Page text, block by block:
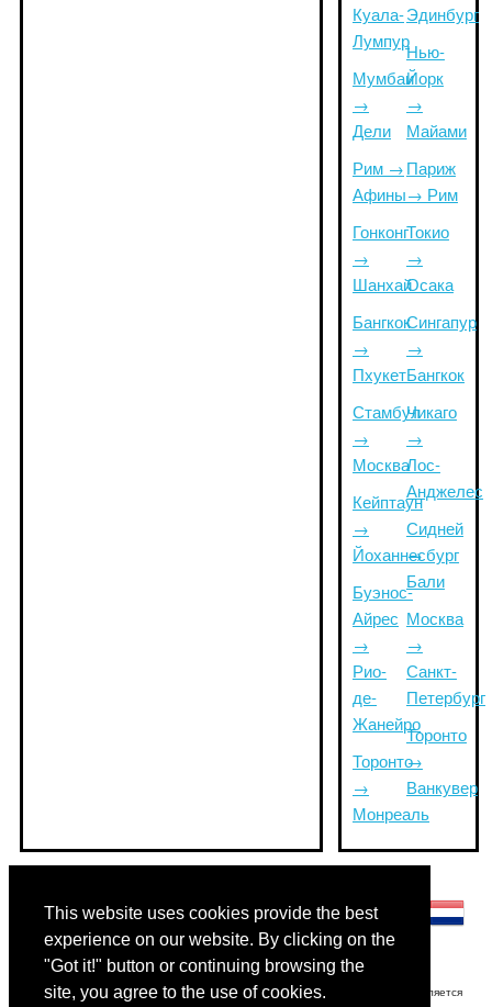
This website uses cookies provide the best
experience on our website. By clicking on the
"Got it!" button or continuing browsing the
site, you agree to the use of cookies.
Куала-
Лумпур
Мумбаи
→
Дели
Рим →
Афины
Гонконг
→
Шанхай
Бангкок
→
Пхукет
Стамбул
→
Москва
Кейптаун
→
Йоханнесбург
Буэнос-
Айрес
→
Рио-
де-
Жанейро
Торонто
→
Монреаль
Эдинбург
Нью-
Йорк
→
Майами
Париж
→ Рим
Токио
→
Осака
Сингапур
→
Бангкок
Чикаго
→
Лос-
Анджелес
Сидней
→
Бали
Москва
→
Санкт-
Петербург
Торонто
→
Ванкувер
Отказ от ответственности: Информация, отображаемая на этом сайте, является